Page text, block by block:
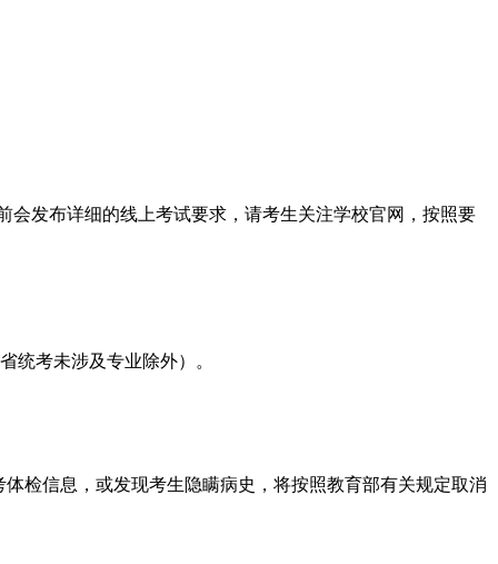
发布详细的线上考试要求，请考生关注学校官网，按照要
统考未涉及专业除外）。
检信息，或发现考生隐瞒病史，将按照教育部有关规定取消